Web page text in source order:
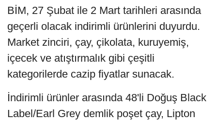
BİM, 27 Şubat ile 2 Mart tarihleri arasında
geçerli olacak indirimli ürünlerini duyurdu.
Market zinciri, çay, çikolata, kuruyemiş,
içecek ve atıştırmalık gibi çeşitli
kategorilerde cazip fiyatlar sunacak.
İndirimli ürünler arasında 48'li Doğuş Black
Label/Earl Grey demlik poşet çay, Lipton